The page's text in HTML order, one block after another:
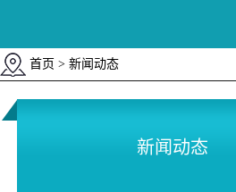
首页 > 新闻动态
新闻动态